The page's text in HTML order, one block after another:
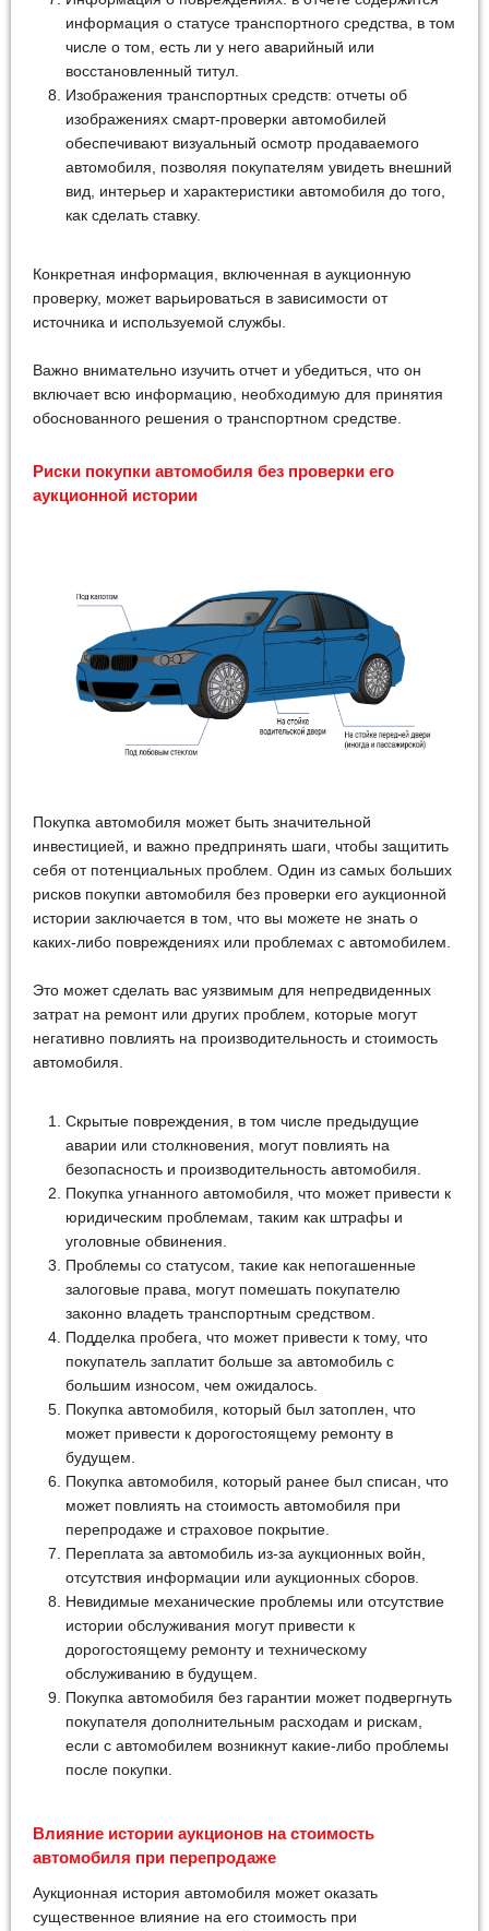
информация о статусе транспортного средства, в том
числе о том, есть ли у него аварийный или
восстановленный титул.
Изображения транспортных средств: отчеты об
изображениях смарт-проверки автомобилей
обеспечивают визуальный осмотр продаваемого
автомобиля, позволяя покупателям увидеть внешний
вид, интерьер и характеристики автомобиля до того,
как сделать ставку.
Конкретная информация, включенная в аукционную
проверку, может варьироваться в зависимости от
источника и используемой службы.
Важно внимательно изучить отчет и убедиться, что он
включает всю информацию, необходимую для принятия
обоснованного решения о транспортном средстве.
Риски покупки автомобиля без проверки его
аукционной истории
Покупка автомобиля может быть значительной
инвестицией, и важно предпринять шаги, чтобы защитить
себя от потенциальных проблем. Один из самых больших
рисков покупки автомобиля без проверки его аукционной
истории заключается в том, что вы можете не знать о
каких-либо повреждениях или проблемах с автомобилем.
Это может сделать вас уязвимым для непредвиденных
затрат на ремонт или других проблем, которые могут
негативно повлиять на производительность и стоимость
автомобиля.
Скрытые повреждения, в том числе предыдущие
аварии или столкновения, могут повлиять на
безопасность и производительность автомобиля.
Покупка угнанного автомобиля, что может привести к
юридическим проблемам, таким как штрафы и
уголовные обвинения.
Проблемы со статусом, такие как непогашенные
залоговые права, могут помешать покупателю
законно владеть транспортным средством.
Подделка пробега, что может привести к тому, что
покупатель заплатит больше за автомобиль с
большим износом, чем ожидалось.
Покупка автомобиля, который был затоплен, что
может привести к дорогостоящему ремонту в
будущем.
Покупка автомобиля, который ранее был списан, что
может повлиять на стоимость автомобиля при
перепродаже и страховое покрытие.
Переплата за автомобиль из-за аукционных войн,
отсутствия информации или аукционных сборов.
Невидимые механические проблемы или отсутствие
истории обслуживания могут привести к
дорогостоящему ремонту и техническому
обслуживанию в будущем.
Покупка автомобиля без гарантии может подвергнуть
покупателя дополнительным расходам и рискам,
если с автомобилем возникнут какие-либо проблемы
после покупки.
Влияние истории аукционов на стоимость
автомобиля при перепродаже
Аукционная история автомобиля может оказать
существенное влияние на его стоимость при